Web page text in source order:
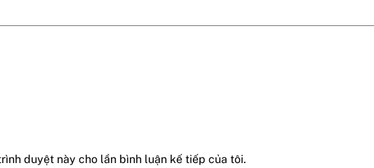
duyệt này cho lần bình luận kế tiếp của tôi.